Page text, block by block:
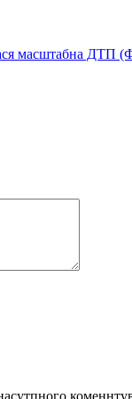
масштабна